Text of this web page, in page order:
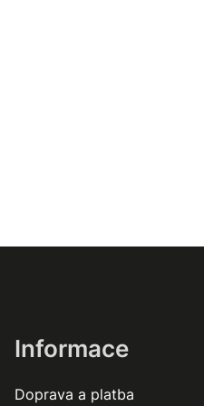
Informace
Doprava a platba